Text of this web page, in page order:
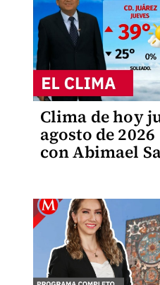
Clima de hoy
agosto de
con Abimael